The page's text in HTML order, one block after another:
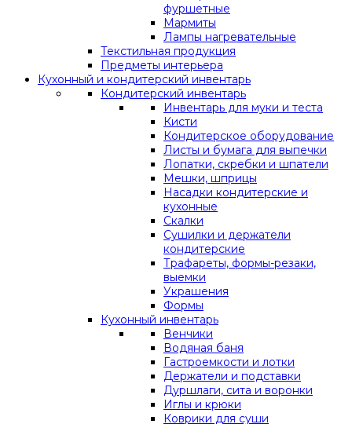
фуршетные
Мармиты
Лампы нагревательные
Текстильная продукция
Предметы интерьера
Кухонный и кондитерский инвентарь
Кондитерский инвентарь
Инвентарь для муки и теста
Кисти
Кондитерское оборудование
Листы и бумага для выпечки
Лопатки, скребки и шпатели
Мешки, шприцы
Насадки кондитерские и
кухонные
Скалки
Сушилки и держатели
кондитерские
Трафареты, формы-резаки,
выемки
Украшения
Формы
Кухонный инвентарь
Венчики
Водяная баня
Гастроемкости и лотки
Держатели и подставки
Дуршлаги, сита и воронки
Иглы и крюки
Коврики для суши